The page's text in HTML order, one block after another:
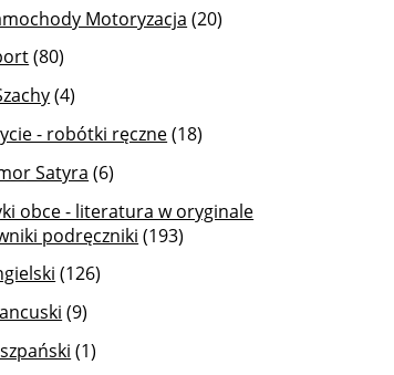
Motoryzacja (20)
(80)
(4)
- robótki ręczne(18)
Satyra (6)
obce - literatura w oryginale
podręczniki (193)
(126)
(9)
(1)